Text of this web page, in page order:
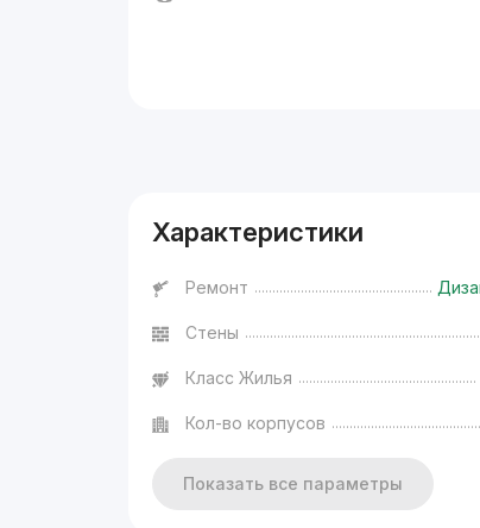
Характеристики
Ремонт
Стены
Класс Жилья
Кол-во корпусов
Показать все параметры